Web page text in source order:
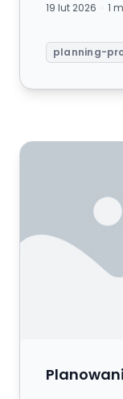
19 lut 2026 1
planning-
Planowanie